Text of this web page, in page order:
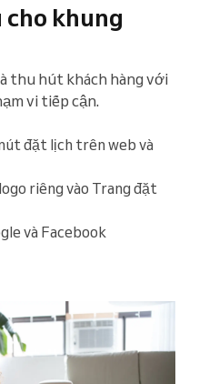
cho khung
thu hút khách hàng với
vi tiếp cận.
đặt lịch trên web và
riêng vào Trang đặt
và Facebook